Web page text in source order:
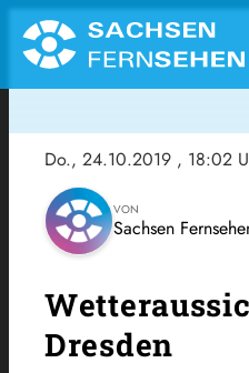
Do., 24.10.2019 , 18:02
VON
Sachsen
Dresden